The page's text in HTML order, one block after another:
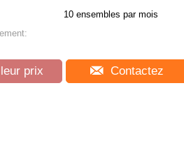
10 ensembles par mois
prix Contactez